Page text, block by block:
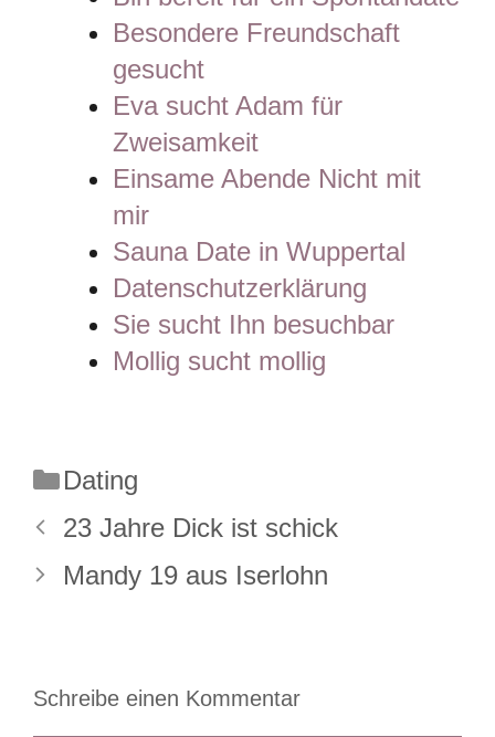
Besondere Freundschaft
gesucht
Eva sucht Adam für
Zweisamkeit
Einsame Abende Nicht mit
mir
Sauna Date in Wuppertal
Datenschutzerklärung
Sie sucht Ihn besuchbar
Mollig sucht mollig
Kategorien
Dating
23 Jahre Dick ist schick
Mandy 19 aus Iserlohn
Schreibe einen Kommentar